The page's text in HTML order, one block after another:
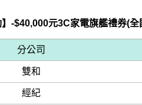
】-$40,000元3C家電旗艦禮券(
分公司
雙和
經紀